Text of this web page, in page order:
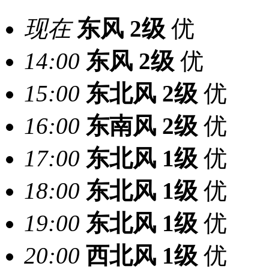
现在 东风 2级 优
14:00 东风 2级 优
15:00 东北风 2级 优
16:00 东南风 2级 优
17:00 东北风 1级 优
18:00 东北风 1级 优
19:00 东北风 1级 优
20:00 西北风 1级 优